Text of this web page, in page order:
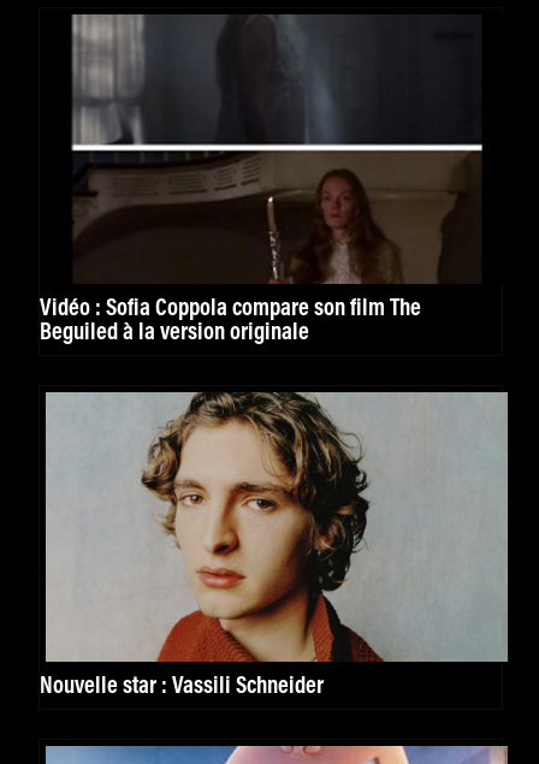
Vidéo : Sofia Coppola compare son film The
Beguiled à la version originale
Nouvelle star : Vassili Schneider